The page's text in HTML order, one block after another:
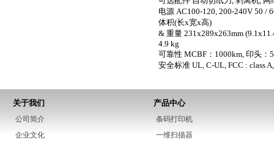
电源 AC100-120, 200-240V 50 /
体积(长x宽x高)
& 重量 231x289x263mm
4.9 kg
可靠性 MCBF：1000km, 印头：
安全标准 UL, C-UL, FCC : class
关于我们
公司简介
企业文化
产品中心
条码打印机
一维扫描器